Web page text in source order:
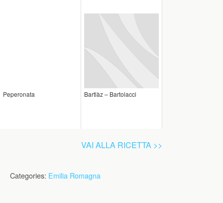
Peperonata Bartlàz – Bartolacci
VAI ALLA RICETTA >>
Categories: Emilia Romagna